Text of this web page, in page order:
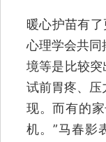
暖心护苗有
心理学会共同
境等是比较
试前胃疼、压
现。而有的
机。”马春影